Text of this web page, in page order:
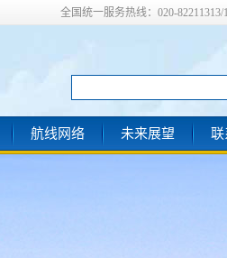
全国统一服务热线：020-82211313/
航线网络 未来展望 联